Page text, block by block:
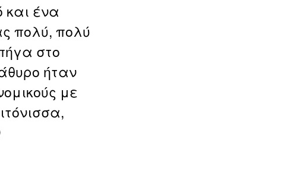
και ένα
πολύ, πολύ
στο
ήταν
με